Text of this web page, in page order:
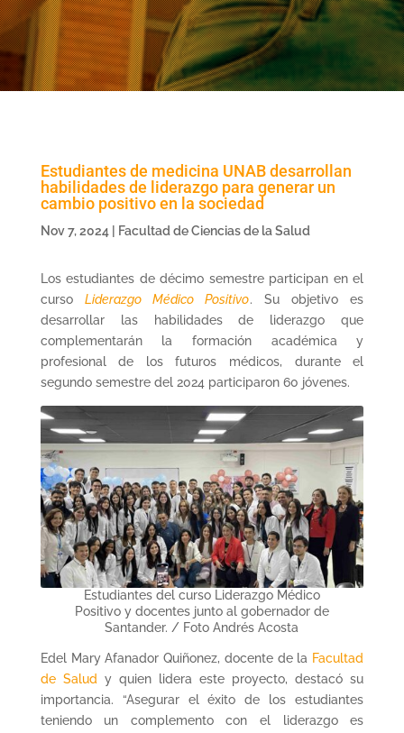
Estudiantes de medicina UNAB desarrollan
habilidades de liderazgo para generar un
cambio positivo en la sociedad
Nov 7, 2024 Facultad de Ciencias de la Salud
Los estudiantes de décimo semestre participan en el
cursoLiderazgo Médico Positivo. Su objetivo es
desarrollar las habilidades de liderazgo que
complementarán la formación académica y
profesional de los futuros médicos, durante el
segundo semestre del 2024 participaron 60 jóvenes.
Estudiantes del curso Liderazgo Médico
Positivo y docentes junto al gobernador de
Santander. / Foto Andrés Acosta
Edel Mary Afanador Quiñonez, docente de la Facultad
de Salud
y quien lidera este proyecto, destacó su
importancia. “Asegurar el éxito de los estudiantes
teniendo un complemento con el liderazgo es